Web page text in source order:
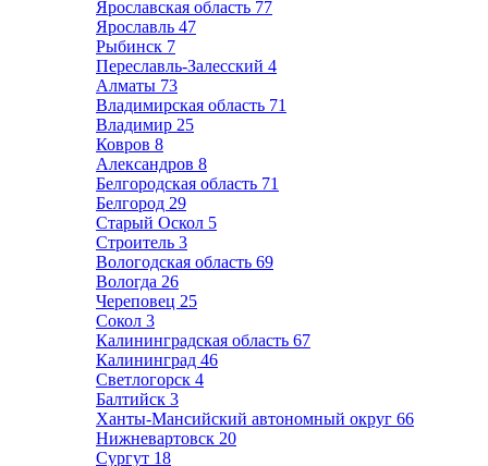
Ярославская область 77
Ярославль 47
Рыбинск 7
Переславль-Залесский 4
Алматы 73
Владимирская область 71
Владимир 25
Ковров 8
Александров 8
Белгородская область 71
Белгород 29
Старый Оскол 5
Строитель 3
Вологодская область 69
Вологда 26
Череповец 25
Сокол 3
Калининградская область 67
Калининград 46
Светлогорск 4
Балтийск 3
Ханты-Мансийский автономный округ 66
Нижневартовск 20
Сургут 18